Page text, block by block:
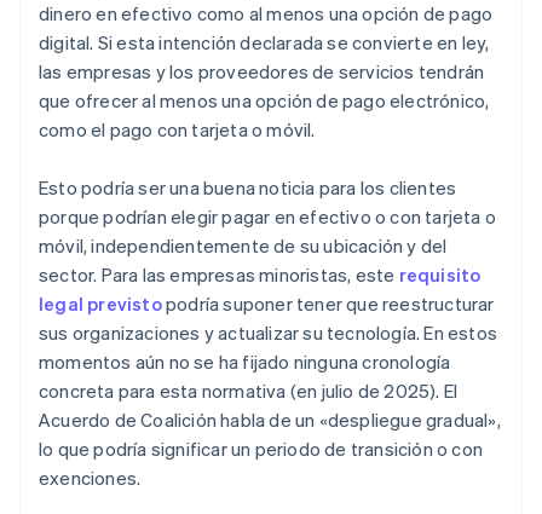
dinero en efectivo como al menos una opción de pago
digital. Si esta intención declarada se convierte en ley,
las empresas y los proveedores de servicios tendrán
que ofrecer al menos una opción de pago electrónico,
como el pago con tarjeta o móvil.
Esto podría ser una buena noticia para los clientes
porque podrían elegir pagar en efectivo o con tarjeta o
móvil, independientemente de su ubicación y del
sector. Para las empresas minoristas, este requisito
legal previstopodría suponer tener que reestructurar
sus organizaciones y actualizar su tecnología. En estos
momentos aún no se ha fijado ninguna cronología
concreta para esta normativa (en julio de 2025). El
Acuerdo de Coalición habla de un «despliegue gradual»,
lo que podría significar un periodo de transición o con
exenciones.